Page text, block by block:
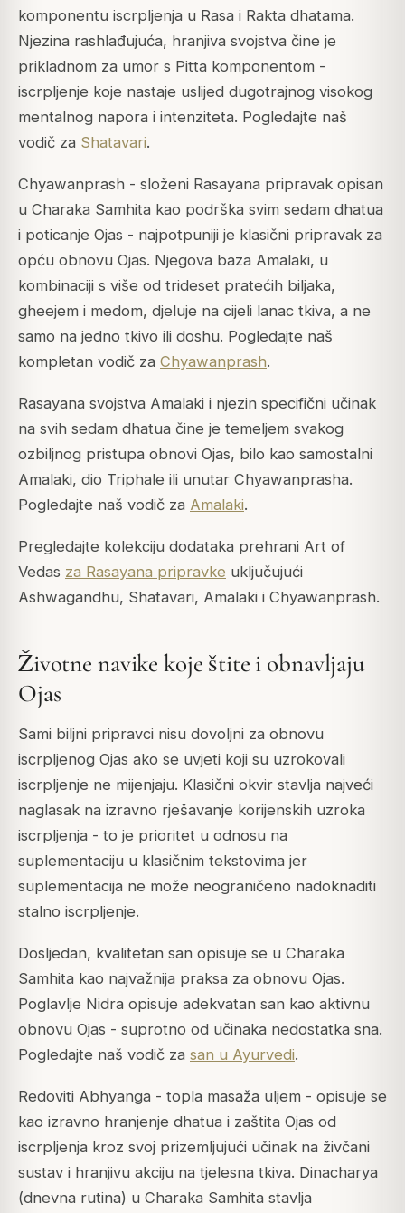
komponentu iscrpljenja u Rasa i Rakta dhatama.
Njezina rashlađujuća, hranjiva svojstva čine je
prikladnom za umor s Pitta komponentom -
iscrpljenje koje nastaje uslijed dugotrajnog visokog
mentalnog napora i intenziteta. Pogledajte naš
vodič za Shatavari.
Chyawanprash - složeni Rasayana pripravak opisan
u Charaka Samhita kao podrška svim sedam dhatua
i poticanje Ojas - najpotpuniji je klasični pripravak za
opću obnovu Ojas. Njegova baza Amalaki, u
kombinaciji s više od trideset pratećih biljaka,
gheejem i medom, djeluje na cijeli lanac tkiva, a ne
samo na jedno tkivo ili doshu. Pogledajte naš
kompletan vodič za Chyawanprash.
Rasayana svojstva Amalaki i njezin specifični učinak
na svih sedam dhatua čine je temeljem svakog
ozbiljnog pristupa obnovi Ojas, bilo kao samostalni
Amalaki, dio Triphale ili unutar Chyawanprasha.
Pogledajte naš vodič za Amalaki.
Pregledajte kolekciju dodataka prehrani Art of
Vedas za Rasayana pripravke uključujući
Ashwagandhu, Shatavari, Amalaki i Chyawanprash.
Životne navike koje štite i obnavljaju
Ojas
Sami biljni pripravci nisu dovoljni za obnovu
iscrpljenog Ojas ako se uvjeti koji su uzrokovali
iscrpljenje ne mijenjaju. Klasični okvir stavlja najveći
naglasak na izravno rješavanje korijenskih uzroka
iscrpljenja - to je prioritet u odnosu na
suplementaciju u klasičnim tekstovima jer
suplementacija ne može neograničeno nadoknaditi
stalno iscrpljenje.
Dosljedan, kvalitetan san opisuje se u Charaka
Samhita kao najvažnija praksa za obnovu Ojas.
Poglavlje Nidra opisuje adekvatan san kao aktivnu
obnovu Ojas - suprotno od učinaka nedostatka sna.
Pogledajte naš vodič za san u Ayurvedi.
Redoviti Abhyanga - topla masaža uljem - opisuje se
kao izravno hranjenje dhatua i zaštita Ojas od
iscrpljenja kroz svoj prizemljujući učinak na živčani
sustav i hranjivu akciju na tjelesna tkiva. Dinacharya
(dnevna rutina) u Charaka Samhita stavlja